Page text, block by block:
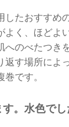
したおすすめ
く、ほどよ
のべたつき
す場所によ
です。
。水色で